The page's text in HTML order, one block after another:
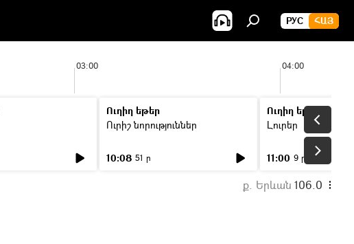
РУС ՀԱՅ
03:00 04:00
Ուղիղ եթեր
Ուրիշ նորություններ
10:08 51 ր
Ուղիղ եթեր
Լուրեր
11:00 9 ր
ք. Երևան 106.0